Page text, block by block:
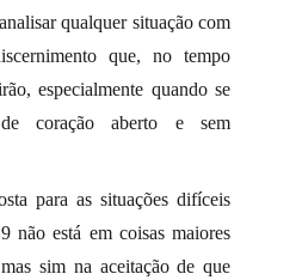
qualquer situação com
que, no tempo
especialmente quando se
de coração aberto e sem
para as situações difíceis
não está em coisas maiores
sim na aceitação de que